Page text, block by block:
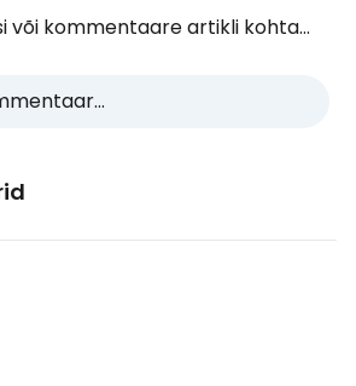
või kommentaare artikli kohta...